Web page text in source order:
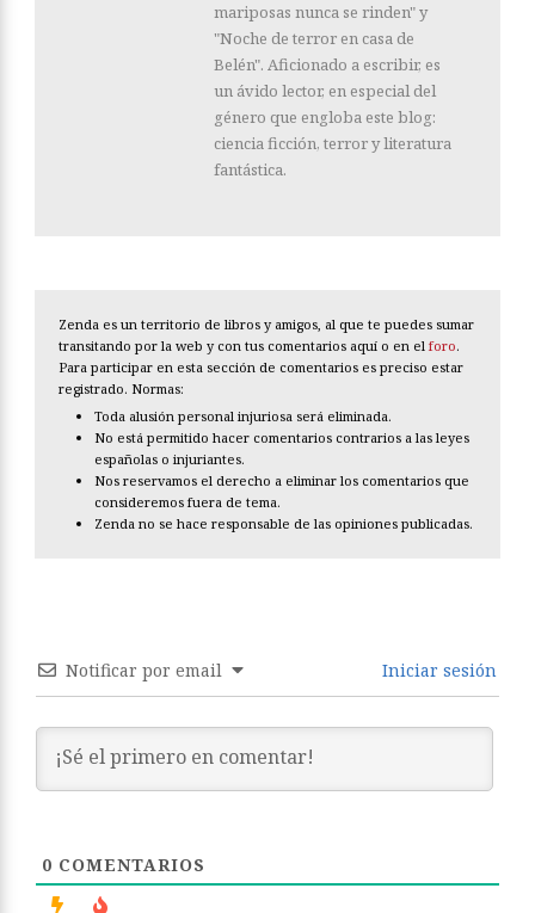
mariposas nunca se rinden" y
"Noche de terror en casa de
Belén". Aficionado a escribir, es
un ávido lector, en especial del
género que engloba este blog:
ciencia ficción, terror y literatura
fantástica.
Zenda es un territorio de libros y amigos, al que te puedes sumar
transitando por la web y con tus comentarios aquí o en el foro.
Para participar en esta sección de comentarios es preciso estar
registrado. Normas:
Toda alusión personal injuriosa será eliminada.
No está permitido hacer comentarios contrarios a las leyes
españolas o injuriantes.
Nos reservamos el derecho a eliminar los comentarios que
consideremos fuera de tema.
Zenda no se hace responsable de las opiniones publicadas.
Notificar por email Iniciar sesión
0 COMENTARIOS